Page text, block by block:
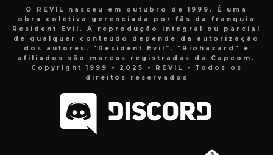
O REVIL nasceu em outubro de 1999. É uma
obra coletiva gerenciada por fãs da franquia
Resident Evil. A reprodução integral ou parcial
de qualquer conteúdo depende da autorização
dos autores. "Resident Evil", "Biohazard" e
afiliados são marcas registradas da Capcom.
Copyright 1999 - 2025 - REVIL - Todos os
direitos reservados